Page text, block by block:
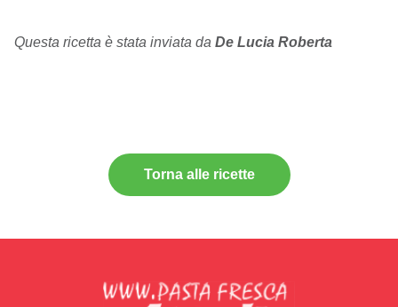
Questa ricetta è stata inviata da De Lucia Roberta
Torna alle ricette